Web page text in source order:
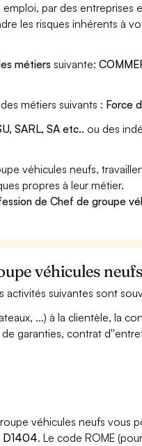
par des entreprises
les risques inhérents à
métiers suivante:
métiers suivants : Force
SARL, SA etc.. ou des
véhicules neufs,
propres à leur métier.
de Chef de groupe
véhicules neufs
suivantes sont
...) à la clientèle, la
garanties, contrat
véhicules neufs vous
D1404. Le code ROME